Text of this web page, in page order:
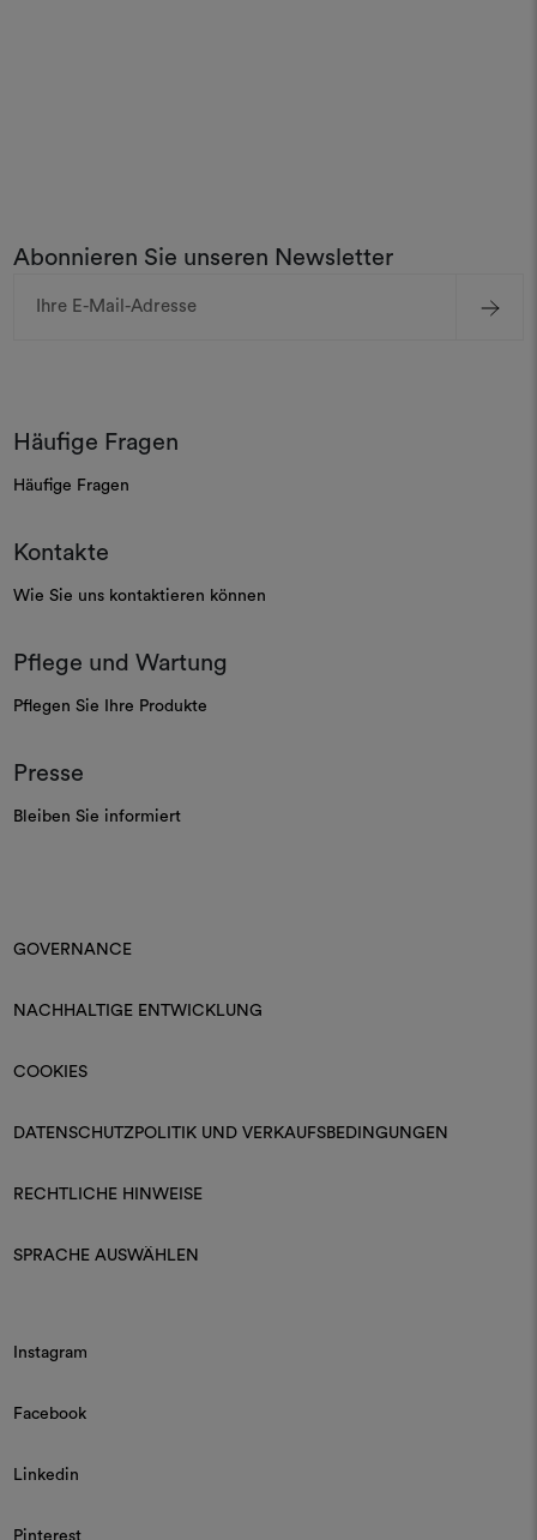
Abonnieren Sie unseren Newsletter
Mail-
Häufige Fragen
Häufige Fragen
Kontakte
Wie Sie uns kontaktieren können
Pflege und Wartung
Pflegen Sie Ihre Produkte
Presse
Bleiben Sie informiert
GOVERNANCE
NACHHALTIGE ENTWICKLUNG
COOKIES
DATENSCHUTZPOLITIK UND VERKAUFSBEDINGUNGEN
RECHTLICHE HINWEISE
SPRACHE AUSWÄHLEN
Instagram
Facebook
Linkedin
Pinterest